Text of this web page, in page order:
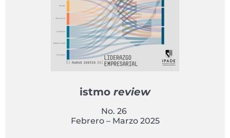
istmo review
No. 26
Febrero – Marzo 2025